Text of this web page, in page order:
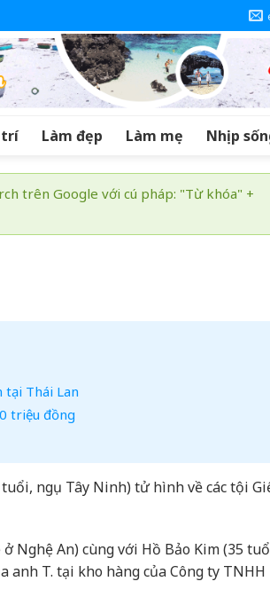
trí Làm đẹp Làm mẹ Nhịp
trên Google với cú pháp: "Từ khóa" +
tại Thái Lan
triệu đồng
ngụ Tây Ninh) tử hình về các tội
Nghệ An) cùng với Hồ Bảo Kim (35
T. tại kho hàng của Công ty TNHH